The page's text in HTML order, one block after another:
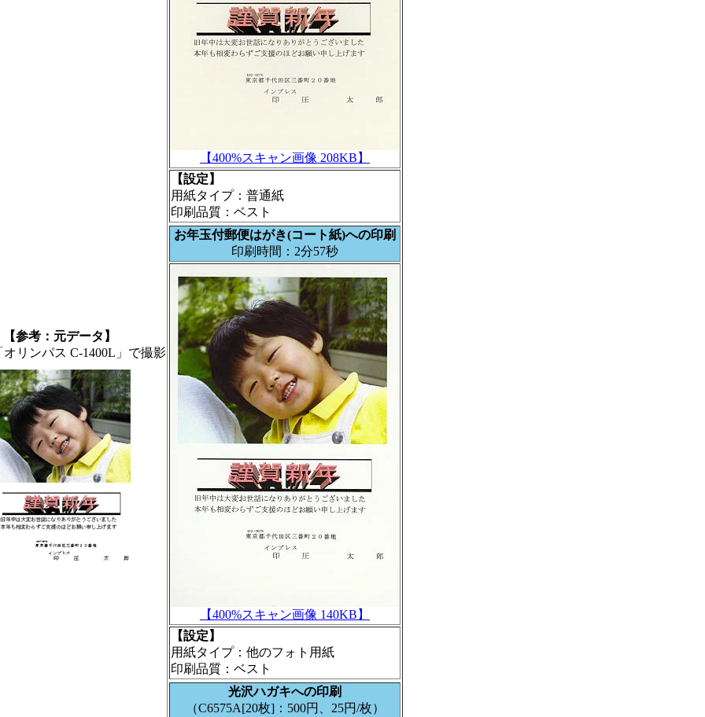
【参考：元データ】
オリンパス C-1400L」で撮影
【400%スキャン画像 208KB】
【設定】
用紙タイプ：普通紙
印刷品質：ベスト
お年玉付郵便はがき(コート紙)への印刷
印刷時間：2分57秒
【400%スキャン画像 140KB】
【設定】
用紙タイプ：他のフォト用紙
印刷品質：ベスト
光沢ハガキへの印刷
（C6575A[20枚]：500円、25円/枚）